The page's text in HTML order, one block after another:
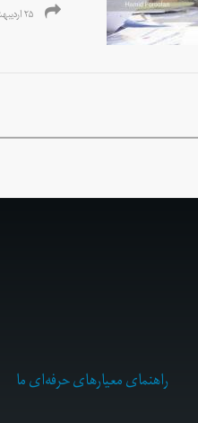
۲۵ اردیبهشت ۱۳۹۶
راهنمای معیارهای حرفه‌ای ما